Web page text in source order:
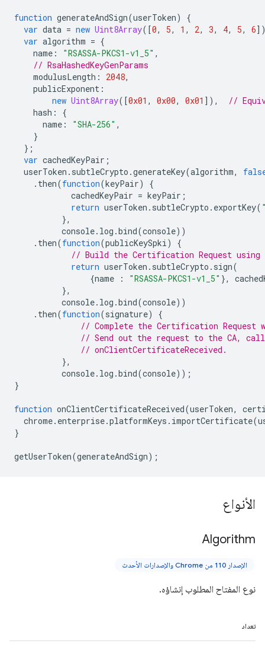
function generateAndSign(userToken)
{
var data = new Uint8Array([0, 5, 1 , 2, 3, 4, 5, 6
var algorithm = {
name : "RSASSA-PKCS1-v1_5" ,
// RsaHashedKeyGenParams
modulusLength : 2048,
publicExponent :
new Uint8Array([0x01 , 0x00, 0x01 ]),
//
hash :
{
name : "SHA-256" ,
}
};
var cachedKeyPair ;
userToken . subtleCrypto .generateKey(algorithm,
. then(function(keyPair)
{
cachedKeyPair = keyPair ;
return userToken . subtleCrypto . exportKey(
},
console. log .bind(console))
. then(function(publicKeySpki)
{
// Build the Certification Request
return userToken . subtleCrypto . sign(
{name : "RSASSA-PKCS1-v1_5" },
},
console. log .bind(console))
. then(function(signature)
{
// Complete the Certification
// Send out the request to the CA,
// onClientCertificateReceived.
},
console. log .bind(console));
}
function onClientCertificateReceived(userToken,
chrome. enterprise.platformKeys . importCertificate(
}
getUserToken(generateAndSign);
الأنواع
Algorithm
الإصدار 110 من Chrome والإصدارات الأحدث
نوع المفتاح المطلوب إنشاؤه.
تعداد